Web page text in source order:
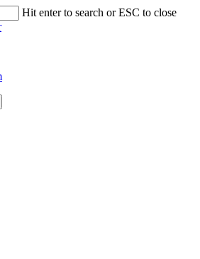
Hit enter to search or ESC to close